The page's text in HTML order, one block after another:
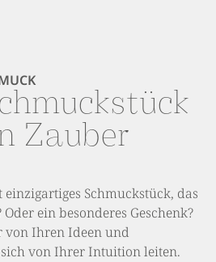
Zauber
einzigartiges Schmuckstück, das
ein besonderes Geschenk?
von Ihren Ideen und
von Ihrer Intuition leiten.